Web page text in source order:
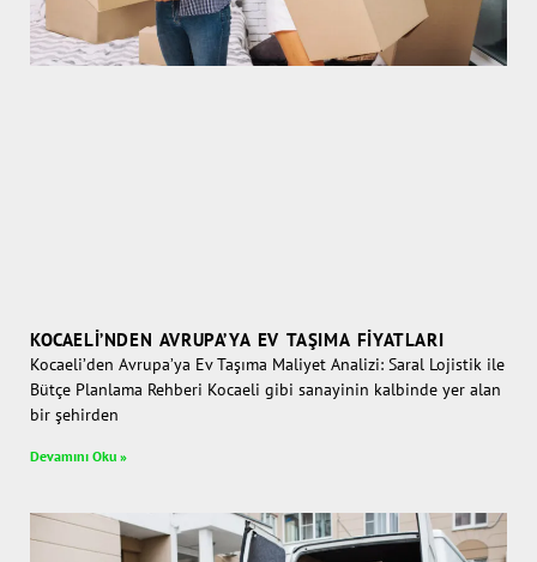
KOCAELI’NDEN AVRUPA’YA EV TAŞIMA FIYATLARI
Kocaeli’den Avrupa’ya Ev Taşıma Maliyet Analizi: Saral Lojistik ile
Bütçe Planlama Rehberi Kocaeli gibi sanayinin kalbinde yer alan
bir şehirden
Devamını Oku »